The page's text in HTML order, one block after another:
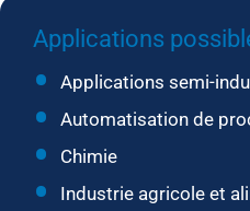
Applications
Applications semi-
Automatisation de
Chimie
Industrie agricole et